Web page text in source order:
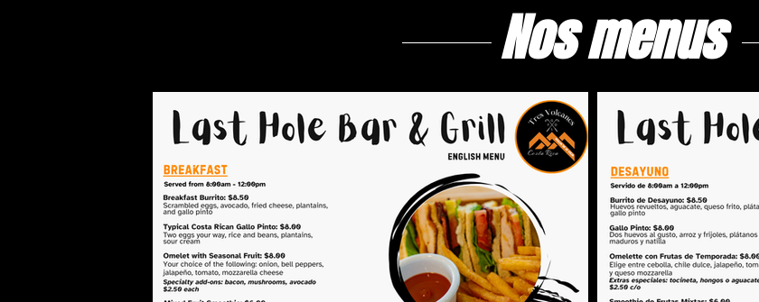
Nos menus